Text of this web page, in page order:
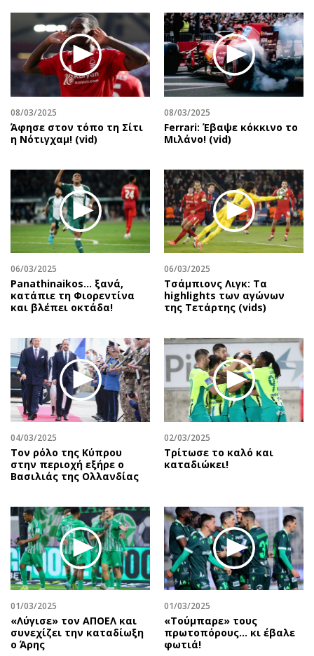
08/03/2025
Άφησε στον τόπο τη Σίτι
η Νότιγχαμ! (vid)
08/03/2025
Ferrari: Έβαψε κόκκινο το
Μιλάνο! (vid)
06/03/2025
Panathinaikos… ξανά,
κατάπιε τη Φιορεντίνα
και βλέπει οκτάδα!
06/03/2025
Τσάμπιονς Λιγκ: Τα
highlights των αγώνων
της Τετάρτης (vids)
04/03/2025
Τον ρόλο της Κύπρου
στην περιοχή εξήρε ο
Βασιλιάς της Ολλανδίας
02/03/2025
Τρίτωσε το καλό και
καταδιώκει!
01/03/2025
«Λύγισε» τον ΑΠΟΕΛ και
συνεχίζει την καταδίωξη
ο Άρης
01/03/2025
«Τούμπαρε» τους
πρωτοπόρους… κι έβαλε
φωτιά!